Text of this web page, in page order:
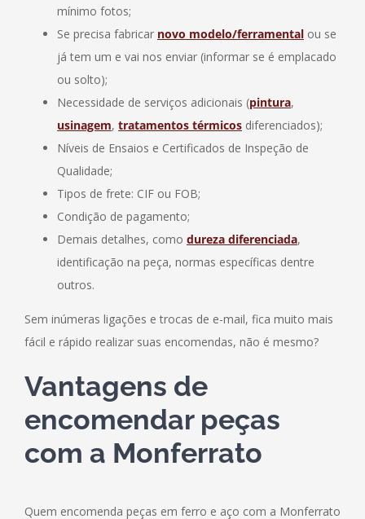
mínimo fotos;
Se precisa fabricar novo modelo/ferramental ou se
já tem um e vai nos enviar (informar se é emplacado
ou solto);
Necessidade de serviços adicionais (pintura,
usinagem, tratamentos térmicos diferenciados);
Níveis de Ensaios e Certificados de Inspeção de
Qualidade;
Tipos de frete: CIF ou FOB;
Condição de pagamento;
Demais detalhes, como dureza diferenciada,
identificação na peça, normas específicas dentre
outros.
Sem inúmeras ligações e trocas de e-mail, fica muito mais
fácil e rápido realizar suas encomendas, não é mesmo?
Vantagens de
encomendar peças
com a Monferrato
Quem encomenda peças em ferro e aço com a Monferrato